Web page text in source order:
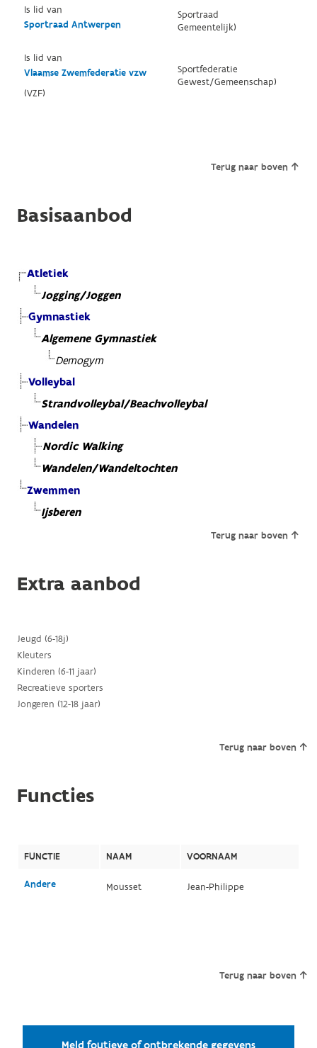
Is lid van
Sportraad Antwerpen
Sportraad
Gemeentelijk)
Is lid van
Vlaamse Zwemfederatie vzw
(VZF)
Sportfederatie
Gewest/Gemeenschap)
Terug naar boven
Basisaanbod
Atletiek
Jogging/Joggen
Gymnastiek
Algemene Gymnastiek
Demogym
Volleybal
Strandvolleybal/Beachvolleybal
Wandelen
Nordic Walking
Wandelen/Wandeltochten
Zwemmen
Ijsberen
Terug naar boven
Extra aanbod
Jeugd (6-18j)
Kleuters
Kinderen (6-11 jaar)
Recreatieve sporters
Jongeren (12-18 jaar)
Terug naar boven
Functies
FUNCTIE NAAM VOORNAAM
Andere Mousset Jean-Philippe
Terug naar boven